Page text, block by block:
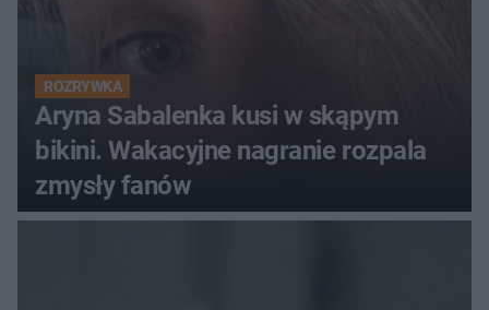
ROZRYWKA
Aryna Sabalenka kusi w skąpym
bikini. Wakacyjne nagranie rozpala
zmysły fanów